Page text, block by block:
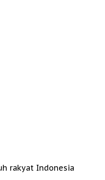
rakyat Indonesia